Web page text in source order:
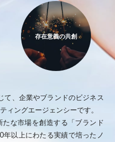
存在意義の共創
て、企業やブランドのビジネス
ィングエージェンシーです。
な市場を創造する「ブランド
以上にわたる実績で培ったノ